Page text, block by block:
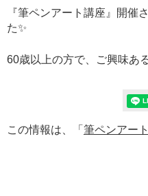
『筆ペンアート講座』開催
た✨️
60歳以上の方で、ご興味あ
この情報は、「 筆ペンアート